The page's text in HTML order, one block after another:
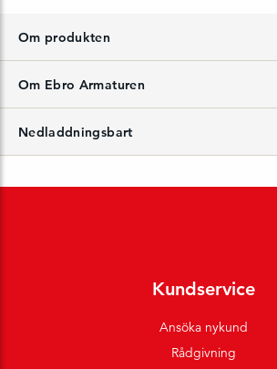
Om produkten
Om Ebro Armaturen
Nedladdningsbart
Kundservice
Ansöka nykund
Rådgivning